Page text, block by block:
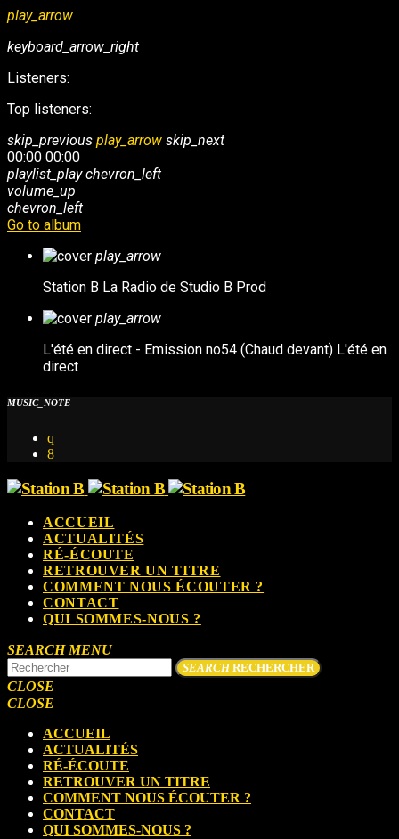
play_arrow
keyboard_arrow_right
Listeners:
Top listeners:
skip_previous play_arrow skip_next
00:00 00:00
playlist_play chevron_left
volume_up
chevron_left
Go to album
play_arrow
Station B La Radio de Studio B Prod
play_arrow
L'été en direct - Emission no54 (Chaud devant) L'été en
direct
MUSIC_NOTE
ACCUEIL
ACTUALITÉS
RÉ-ÉCOUTE
RETROUVER UN TITRE
COMMENT NOUS ÉCOUTER ?
CONTACT
QUI SOMMES-NOUS ?
SEARCH MENU
SEARCHRECHERCHER
CLOSE
CLOSE
ACCUEIL
ACTUALITÉS
RÉ-ÉCOUTE
RETROUVER UN TITRE
COMMENT NOUS ÉCOUTER ?
CONTACT
QUI SOMMES-NOUS ?